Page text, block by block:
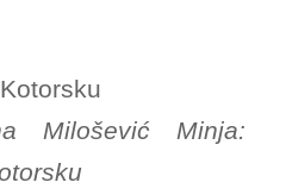
Milošević Minja: